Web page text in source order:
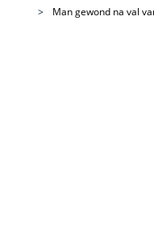
Man gewond na val